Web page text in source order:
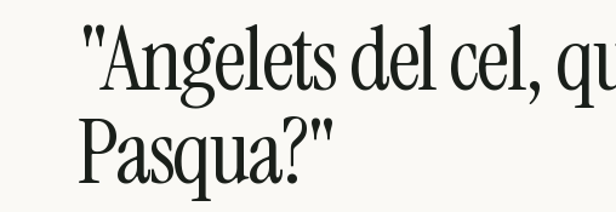
"Angelets del cel,
Pasqua?"